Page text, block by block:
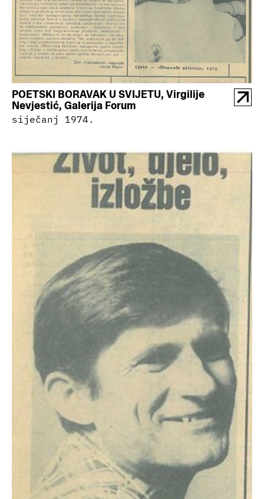
POETSKI BORAVAK U SVIJETU, Virgilije
Nevjestić, Galerija Forum
siječanj 1974.